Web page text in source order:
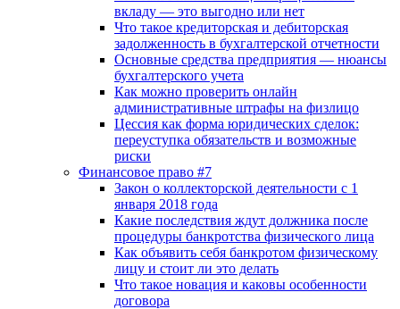
вкладу — это выгодно или нет
Что такое кредиторская и дебиторская
задолженность в бухгалтерской отчетности
Основные средства предприятия — нюансы
бухгалтерского учета
Как можно проверить онлайн
административные штрафы на физлицо
Цессия как форма юридических сделок:
переуступка обязательств и возможные
риски
Финансовое право #7
Закон о коллекторской деятельности с 1
января 2018 года
Какие последствия ждут должника после
процедуры банкротства физического лица
Как объявить себя банкротом физическому
лицу и стоит ли это делать
Что такое новация и каковы особенности
договора